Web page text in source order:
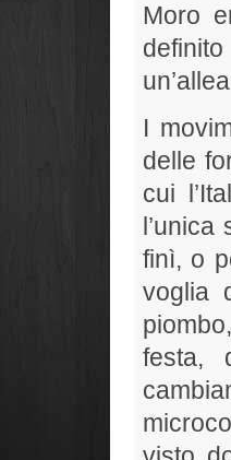
Moro
I
delle
cui
finì, o
voglia
festa,